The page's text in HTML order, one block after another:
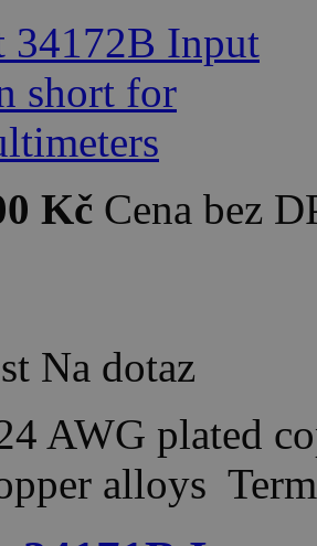
Kč Cena bez
Na dotaz
AWG plated
alloys